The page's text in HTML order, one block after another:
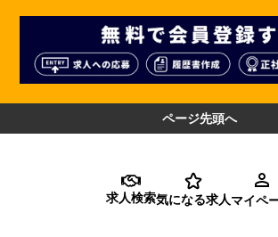
ページ先頭へ
求人検索気になる求人マイペ